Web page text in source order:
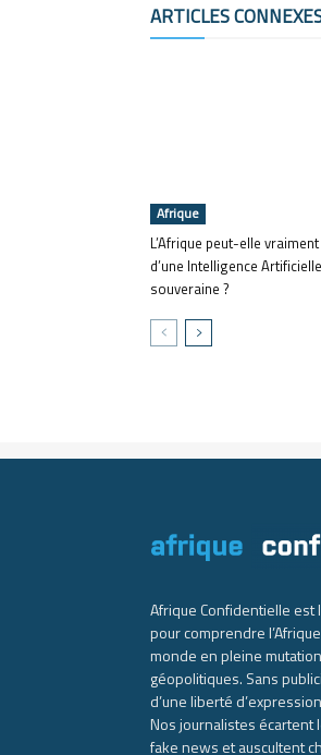
ARTICLES
Afrique
L’Afrique peut-elle
d’une Intelligence Artificielle
souveraine ?
Afrique Confidentielle
pour comprendre
monde en pleine
géopolitiques. Sans
d’une liberté
Nos journalistes écartent
fake news et auscultent